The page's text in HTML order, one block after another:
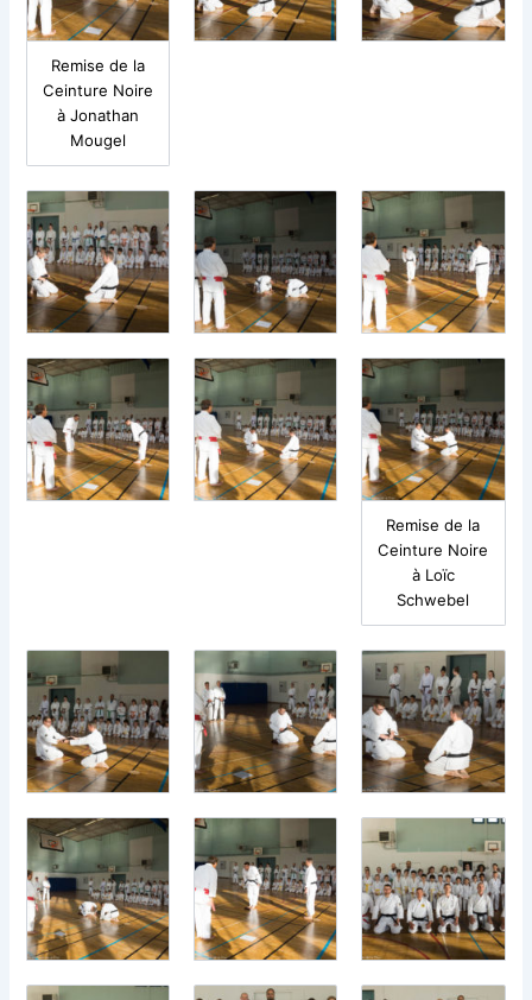
Remise de la
Ceinture Noire
à Jonathan
Mougel
Remise de la
Ceinture Noire
à Loïc
Schwebel